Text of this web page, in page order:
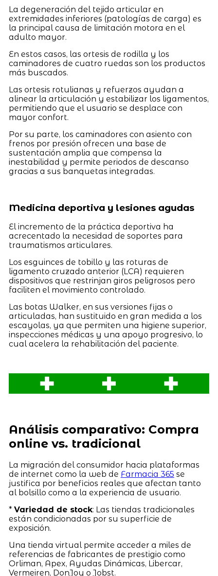
La degeneración del tejido articular en
extremidades inferiores (patologías de carga) es
la principal causa de limitación motora en el
adulto mayor.
En estos casos, las ortesis de rodilla y los
caminadores de cuatro ruedas son los productos
más buscados.
Las ortesis rotulianas y refuerzos ayudan a
alinear la articulación y estabilizar los ligamentos,
permitiendo que el usuario se desplace con
mayor confort.
Por su parte, los caminadores con asiento con
frenos por presión ofrecen una base de
sustentación amplia que compensa la
inestabilidad y permite periodos de descanso
gracias a sus banquetas integradas.
Medicina deportiva y lesiones agudas
El incremento de la práctica deportiva ha
acrecentado la necesidad de soportes para
traumatismos articulares.
Los esguinces de tobillo y las roturas de
ligamento cruzado anterior (LCA) requieren
dispositivos que restrinjan giros peligrosos pero
faciliten el movimiento controlado.
Las botas Walker, en sus versiones fijas o
articuladas, han sustituido en gran medida a los
escayolas, ya que permiten una higiene superior,
inspecciones médicas y una apoyo progresivo, lo
cual acelera la rehabilitación del paciente.
Análisis comparativo: Compra
online vs. tradicional
La migración del consumidor hacia plataformas
de internet como la web de Farmacia 365 se
justifica por beneficios reales que afectan tanto
al bolsillo como a la experiencia de usuario.
* Variedad de stock: Las tiendas tradicionales
están condicionadas por su superficie de
exposición.
Una tienda virtual permite acceder a miles de
referencias de fabricantes de prestigio como
Orliman, Apex, Ayudas Dinámicas, Libercar,
Vermeiren, DonJoy o Jobst.